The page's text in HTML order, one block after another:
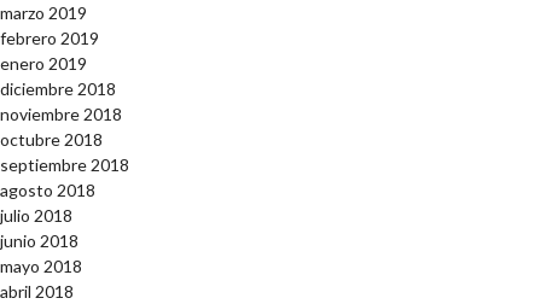
marzo 2019
febrero 2019
enero 2019
diciembre 2018
noviembre 2018
octubre 2018
septiembre 2018
agosto 2018
julio 2018
junio 2018
mayo 2018
abril 2018